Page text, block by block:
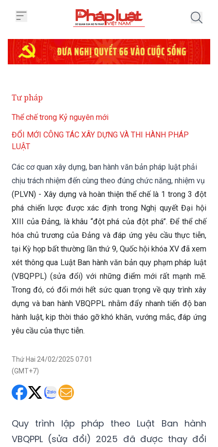
Thể chế trong Kỷ nguyên mới
LUẬT
Các cơ quan xây dựng, ban hành văn bản pháp luật phải
(PLVN) - Xây dựng và hoàn thiện thể chế là 1 trong 3 đột
phá chiến lược được xác định trong Nghị quyết Đại hội
XIII của Đảng, là khâu “đột phá của đột phá”. Để thể chế
hóa chủ trương của Đảng và đáp ứng yêu cầu thực tiễn,
tại Kỳ họp bất thường lần thứ 9, Quốc hội khóa XV đã xem
xét thông qua Luật Ban hành văn bản quy phạm pháp luật
(VBQPPL) (sửa đổi) với những điểm mới rất mạnh mẽ.
Trong đó, có đổi mới hết sức quan trọng về quy trình xây
dựng và ban hành VBQPPL nhằm đẩy nhanh tiến độ ban
hành luật, kịp thời tháo gỡ khó khăn, vướng mắc, đáp ứng
yêu cầu của thực tiễn.
Thứ Hai 24/02/2025 07:01
Quy trình lập pháp theo Luật Ban hành
theo hướng cơ quan trình chủ động xây